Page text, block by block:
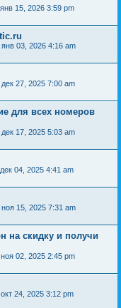
15, 2026 3:59 pm
03, 2026 4:16 am
27, 2025 7:00 am
для всех номеров
17, 2025 5:03 am
04, 2025 4:41 am
15, 2025 7:31 am
на скидку и получи
02, 2025 2:45 pm
24, 2025 3:12 pm